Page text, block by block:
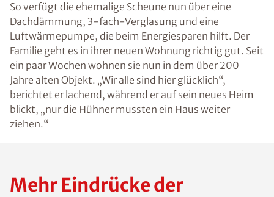
So verfügt die ehemalige Scheune nun über eine
Dachdämmung, 3-fach-Verglasung und eine
Luftwärmepumpe, die beim Energiesparen hilft. Der
Familie geht es in ihrer neuen Wohnung richtig gut. Seit
ein paar Wochen wohnen sie nun in dem über 200
Jahre alten Objekt. „Wir alle sind hier glücklich“,
berichtet er lachend, während er auf sein neues Heim
blickt, „nur die Hühner mussten ein Haus weiter
ziehen.“
Mehr Eindrücke der